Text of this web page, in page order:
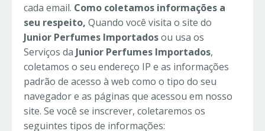
cada email. Como coletamos informações a
seu respeito, Quando você visita o site do
Junior Perfumes Importadosou usa os
Serviços da Junior Perfumes Importados,
coletamos o seu endereço IP e as informações
padrão de acesso à web como o tipo do seu
navegador e as páginas que acessou em nosso
site. Se você se inscrever, coletaremos os
seguintes tipos de informações: